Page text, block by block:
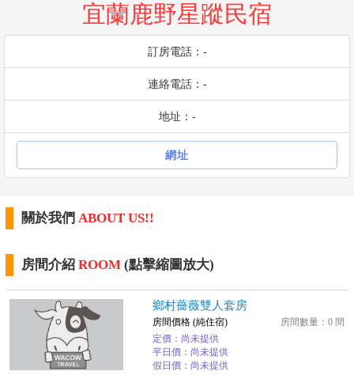
宜蘭鹿野星蹤民宿
訂房電話：-
連絡電話：-
地址：-
網址
關於我們 ABOUT US!!
房間介紹 ROOM (點擊縮圖放大)
鄉村薔薇雙人套房
房間數量：0 間
房間價格 (純住宿)
定價：尚未提供
平日價：尚未提供
假日價：尚未提供